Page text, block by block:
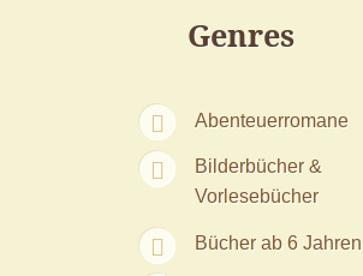
Genres
Abenteuerromane
Bilderbücher &
Vorlesebücher
Bücher ab 6 Jahren